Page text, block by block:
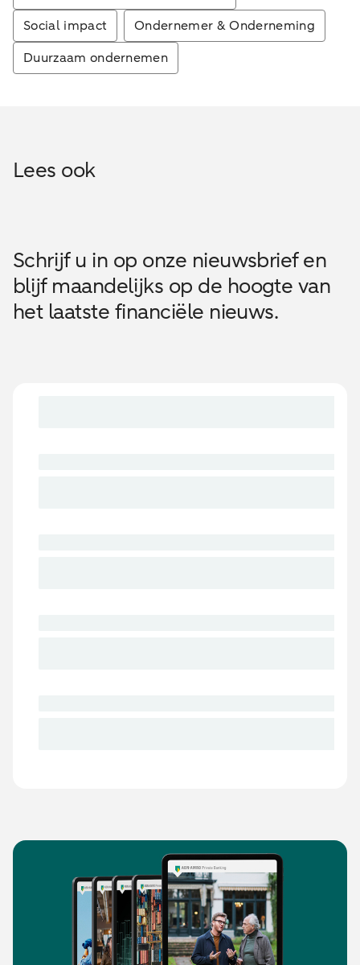
Social impact
Ondernemer & Onderneming
Duurzaam ondernemen
Lees ook
Schrijf u in op onze nieuwsbrief en
blijf maandelijks op de hoogte van
het laatste financiële nieuws.